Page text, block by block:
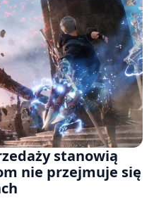
stanowią
nie przejmuje się